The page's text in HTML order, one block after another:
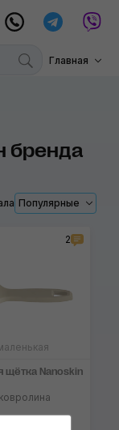
Главная
бренда
Популярные
2
щётка Nanoskin